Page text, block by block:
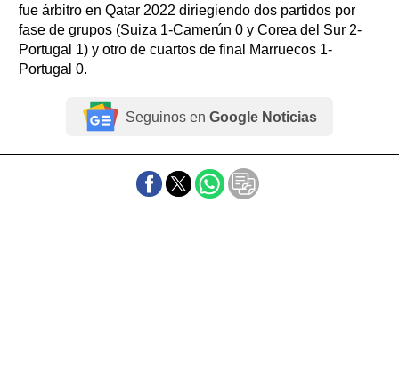
fue árbitro en Qatar 2022 diriegiendo dos partidos por
fase de grupos (Suiza 1-Camerún 0 y Corea del Sur 2-
Portugal 1) y otro de cuartos de final Marruecos 1-
Portugal 0.
Seguinos en Google Noticias